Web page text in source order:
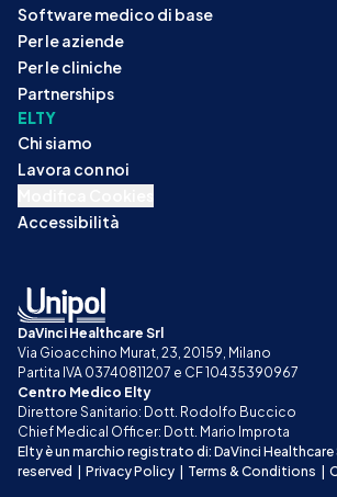
Software medico di base
Per le aziende
Per le cliniche
Partnerships
ELTY
Chi siamo
Lavora con noi
Accessibilità
DaVinci Healthcare Srl
Via Gioacchino Murat, 23, 20159, Milano
Partita IVA 03740811207 e CF 10435390967
Centro Medico Elty
Direttore Sanitario: Dott. Rodolfo Buccico
Chief Medical Officer: Dott. Mario Improta
Elty è un marchio registrato di: DaVinci Healthcare
reserved | Privacy Policy | Terms & Conditions |